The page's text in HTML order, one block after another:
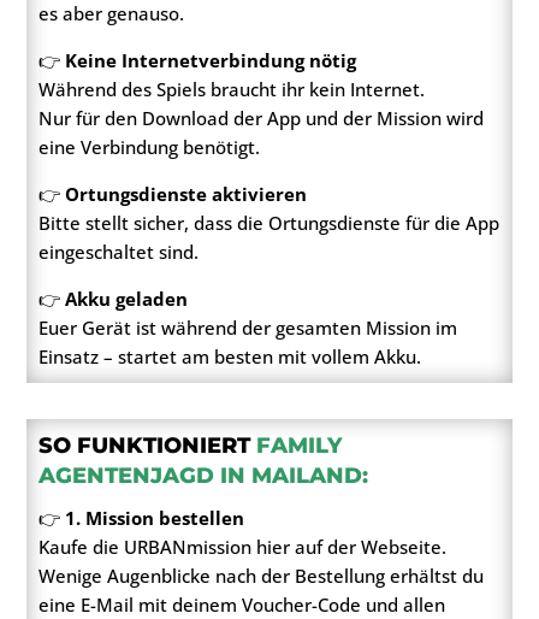
es aber genauso.
👉 Keine Internetverbindung nötig
Während des Spiels braucht ihr kein Internet.
Nur für den Download der App und der Mission wird
eine Verbindung benötigt.
👉 Ortungsdienste aktivieren
Bitte stellt sicher, dass die Ortungsdienste für die App
eingeschaltet sind.
👉 Akku geladen
Euer Gerät ist während der gesamten Mission im
Einsatz – startet am besten mit vollem Akku.
SO FUNKTIONIERT FAMILY
AGENTENJAGD IN MAILAND:
👉 1. Mission bestellen
Kaufe die URBANmission hier auf der Webseite.
Wenige Augenblicke nach der Bestellung erhältst du
eine E-Mail mit deinem Voucher-Code und allen